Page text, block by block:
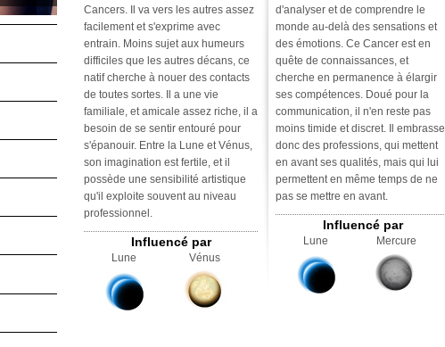
Cancers. Il va vers les autres assez
facilement et s'exprime avec
entrain. Moins sujet aux humeurs
difficiles que les autres décans, ce
natif cherche à nouer des contacts
de toutes sortes. Il a une vie
familiale, et amicale assez riche, il a
besoin de se sentir entouré pour
s'épanouir. Entre la Lune et Vénus,
son imagination est fertile, et il
possède une sensibilité artistique
qu'il exploite souvent au niveau
professionnel.
Influencé par
Lune Vénus
d'analyser et de comprendre le
monde au-delà des sensations et
des émotions. Ce Cancer est en
quête de connaissances, et
cherche en permanence à élargir
ses compétences. Doué pour la
communication, il n'en reste pas
moins timide et discret. Il embrasse
donc des professions, qui mettent
en avant ses qualités, mais qui lui
permettent en même temps de ne
pas se mettre en avant.
Influencé par
Lune Mercure